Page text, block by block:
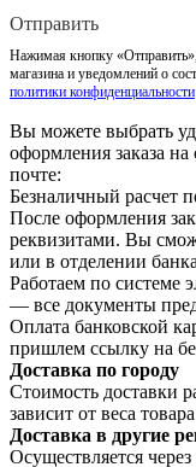
Отправить
Нажимая кнопку
магазина и уведомлений о
политики конфиденциальности
Вы можете выбрать
оформления заказа
почте:
Безналичный расчет
После оформления
реквизитами. Вы
или в отделении
Работаем по системе
— все документы
Оплата банковской
пришлем ссылку на
Доставка по городу
Стоимость доставки
зависит от веса
Доставка в другие
Осуществляется